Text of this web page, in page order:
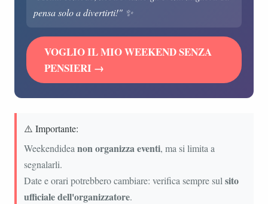
pensa solo a divertirti!" ✨
VOGLIO IL MIO WEEKEND SENZA
PENSIERI →
⚠️ Importante:
Weekendidea non organizza eventi, ma si limita a
segnalarli.
Date e orari potrebbero cambiare: verifica sempre sul sito
ufficiale dell'organizzatore.